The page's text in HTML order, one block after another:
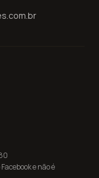
e não é